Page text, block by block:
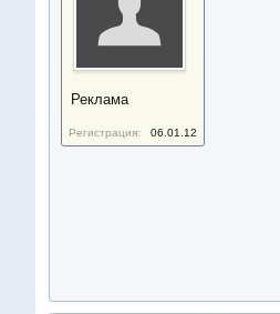
Реклама
Регистрация: 06.01.12